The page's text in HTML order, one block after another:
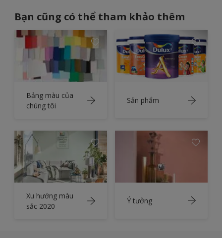
Bạn cũng có thể tham khảo thêm
Bảng màu của
chúng tôi
Sản phẩm
Xu hướng màu
sắc 2020
Ý tưởng